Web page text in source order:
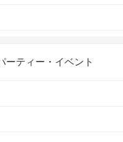
ーティー・イベント